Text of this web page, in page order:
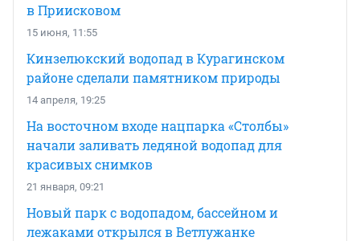
в Приисковом
15 июня, 11:55
Кинзелюкский водопад в Курагинском
районе сделали памятником природы
14 апреля, 19:25
На восточном входе нацпарка «Столбы»
начали заливать ледяной водопад для
красивых снимков
21 января, 09:21
Новый парк с водопадом, бассейном и
лежаками открылся в Ветлужанке